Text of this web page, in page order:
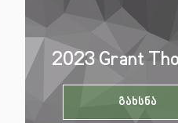
2023 Grant
გახსნა